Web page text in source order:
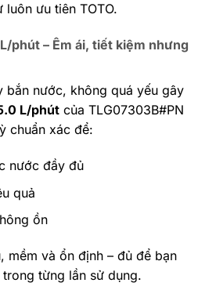
luôn ưu tiên TOTO.
phút – Êm ái, tiết kiệm nhưng
bắn nước, không quá yếu gây
L/phút của TLG07303B#PN
chuẩn xác để:
nước đầy đủ
quả
ồn
mềm và ổn định – đủ để bạn
từng lần sử dụng.